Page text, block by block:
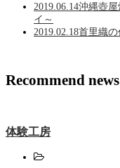
2019.06.14沖縄壺
イ～
2019.02.18首里織
Recommend news
体験工房